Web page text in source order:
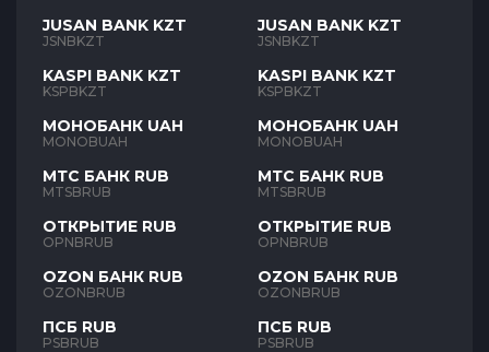
JUSAN BANK KZT
JSNBKZT
KASPI BANK KZT
KSPBKZT
МОНОБАНК UAH
MONOBUAH
МТС БАНК RUB
MTSBRUB
ОТКРЫТИЕ RUB
OPNBRUB
OZON БАНК RUB
OZONBRUB
ПСБ RUB
PSBRUB
JUSAN BANK KZT
JSNBKZT
KASPI BANK KZT
KSPBKZT
МОНОБАНК UAH
MONOBUAH
МТС БАНК RUB
MTSBRUB
ОТКРЫТИЕ RUB
OPNBRUB
OZON БАНК RUB
OZONBRUB
ПСБ RUB
PSBRUB